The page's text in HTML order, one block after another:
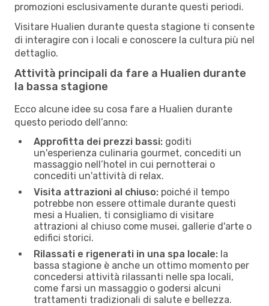
promozioni esclusivamente durante questi periodi.
Visitare Hualien durante questa stagione ti consente
di interagire con i locali e conoscere la cultura più nel
dettaglio.
Attività principali da fare a Hualien durante
la bassa stagione
Ecco alcune idee su cosa fare a Hualien durante
questo periodo dell’anno:
Approfitta dei prezzi bassi: goditi
un'esperienza culinaria gourmet, concediti un
massaggio nell’hotel in cui pernotterai o
concediti un'attività di relax.
Visita attrazioni al chiuso: poiché il tempo
potrebbe non essere ottimale durante questi
mesi a Hualien, ti consigliamo di visitare
attrazioni al chiuso come musei, gallerie d'arte o
edifici storici.
Rilassati e rigenerati in una spa locale: la
bassa stagione è anche un ottimo momento per
concedersi attività rilassanti nelle spa locali,
come farsi un massaggio o godersi alcuni
trattamenti tradizionali di salute e bellezza.